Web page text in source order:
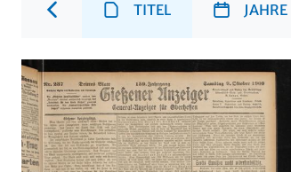
TITEL JAHRE